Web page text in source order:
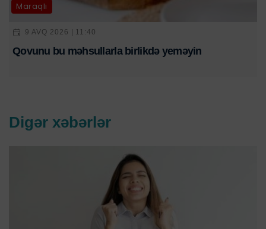
Maraqlı
9 AVQ 2026 | 11:40
Qovunu bu məhsullarla birlikdə yeməyin
Digər xəbərlər